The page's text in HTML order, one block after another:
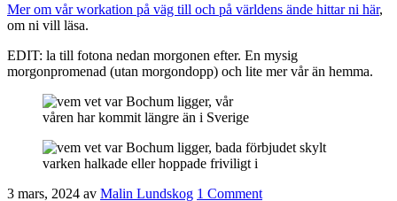
Mer om vår workation på väg till och på världens ände hittar ni här,
om ni vill läsa.
EDIT: la till fotona nedan morgonen efter. En mysig
morgonpromenad (utan morgondopp) och lite mer vår än hemma.
våren har kommit längre än i Sverige
varken halkade eller hoppade friviligt i
3 mars, 2024 av Malin Lundskog 1 Comment